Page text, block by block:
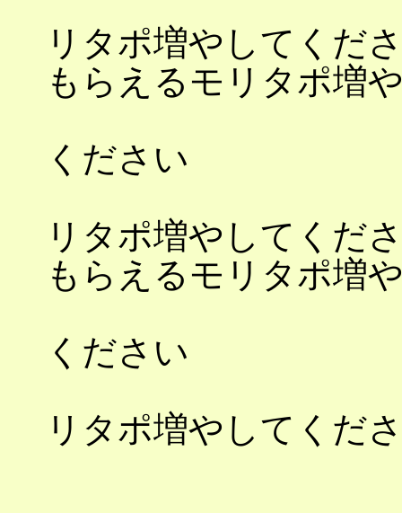
リタポ増やしてくだ
もらえるモリ
ください
リタポ増やしてくだ
もらえるモリ
ください
リタポ増やしてくだ